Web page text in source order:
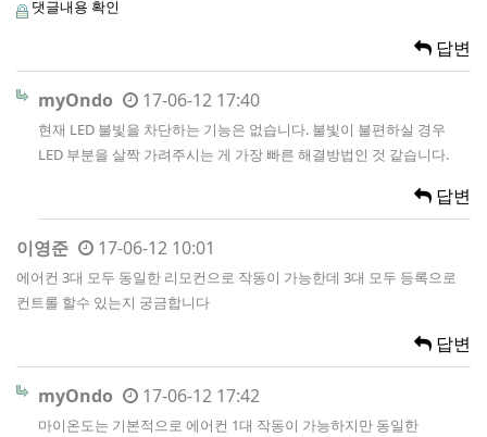
댓글내용 확인
답변
myOndo 17-06-12 17:40
현재 LED 불빛을 차단하는 기능은 없습니다. 불빛이 불편하실 경우
LED 부분을 살짝 가려주시는 게 가장 빠른 해결방법인 것 같습니다.
답변
이영준 17-06-12 10:01
에어컨 3대 모두 동일한 리모컨으로 작동이 가능한데 3대 모두 등록으로
컨트롤 할수 있는지 궁금합니다
답변
myOndo 17-06-12 17:42
마이온도는 기본적으로 에어컨 1대 작동이 가능하지만 동일한